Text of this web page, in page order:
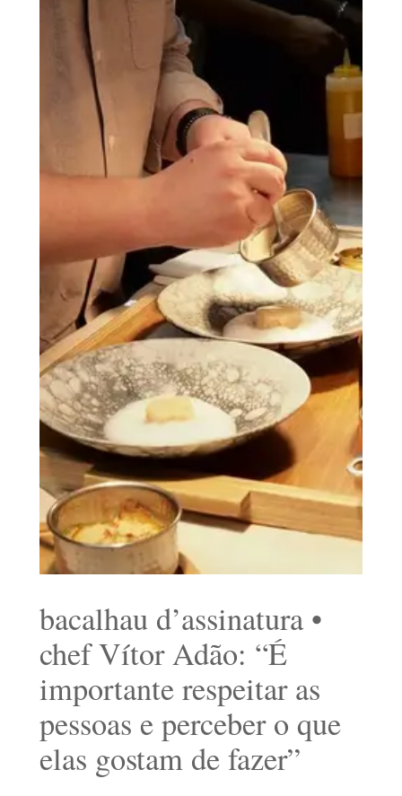
bacalhau d’assinatura •
chef Vítor Adão: “É
importante respeitar as
pessoas e perceber o que
elas gostam de fazer”